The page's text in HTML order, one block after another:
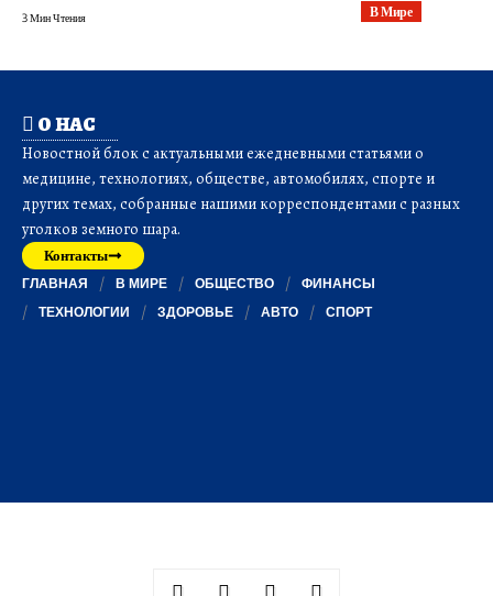
В Мире
3 Мин Чтения
О НАС
Новостной блок с актуальными ежедневными статьями о
медицине, технологиях, обществе, автомобилях, спорте и
других темах, собранные нашими корреспондентами с разных
уголков земного шара.
Контакты
ГЛАВНАЯ В МИРЕ ОБЩЕСТВО
ФИНАНСЫ
ТЕХНОЛОГИИ
ЗДОРОВЬЕ АВТО СПОРТ